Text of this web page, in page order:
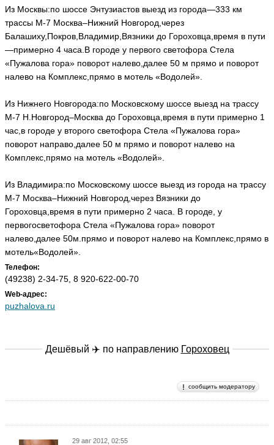
Из Москвы:по шоссе Энтузиастов выезд из города—333 км
трассы М-7 Москва–Нижний Новгород,через
Балашиху,Покров,Владимир,Вязники до Гороховца,время в пути
—примерно 4 часа.В городе у первого светофора Стела
«Пужалова гора» поворот налево,далее 50 м прямо и поворот
налево на Комплекс,прямо в мотель «Водолей».
Из Нижнего Новгорода:по Московскому шоссе выезд на трассу
М-7 Н.Новгород–Москва до Гороховца,время в пути примерно 1
час,в городе у второго светофора Стела «Пужалова гора»
поворот направо,далее 50 м прямо и поворот налево на
Комплекс,прямо на мотель «Водолей».
Из Владимира:по Московскому шоссе выезд из города на трассу
М-7 Москва–Нижний Новгород,через Вязники до
Гороховца,время в пути примерно 2 часа. В городе, у
первогосветофора Стела «Пужалова гора» поворот
налево,далее 50м.прямо и поворот налево на Комплекс,прямо в
мотель«Водолей».
Телефон:
(49238) 2-34-75, 8 920-622-00-70
Web-адрес:
puzhalova.ru
Дешёвый ✈️ по направлению Гороховец
сообщить модератору
29 авг 2012, 02:55